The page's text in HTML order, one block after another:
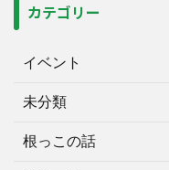
カテゴリー
イベント
未分類
根っこの話